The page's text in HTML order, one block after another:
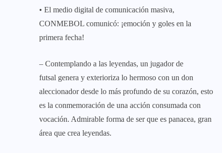
• El medio digital de comunicación masiva,
CONMEBOL comunicó: ¡emoción y goles en la
primera fecha!
– Contemplando a las leyendas, un jugador de
futsal genera y exterioriza lo hermoso con un don
aleccionador desde lo más profundo de su corazón, esto
es la conmemoración de una acción consumada con
vocación. Admirable forma de ser que es panacea, gran
área que crea leyendas.